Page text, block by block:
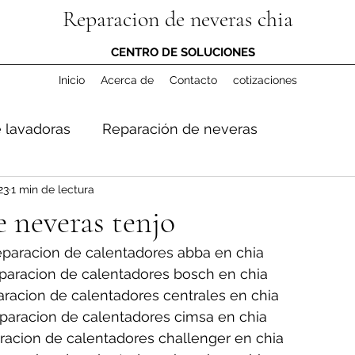
Reparacion de neveras chia
CENTRO DE SOLUCIONES
Inicio Acerca de Contacto cotizaciones
lavadoras Reparación de neveras
neveras tenjo
1 min de lectura
de calentadores abba en chia
de calentadores bosch en chia
de calentadores centrales en chia
de calentadores cimsa en chia
de calentadores challenger en chia